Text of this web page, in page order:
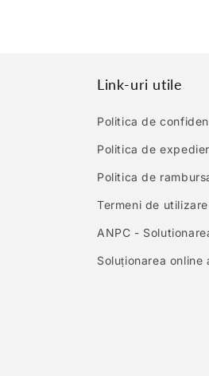
Link-uri utile
Politica de
Politica de
Politica de
Termeni de utilizare
ANPC -
Soluționarea online